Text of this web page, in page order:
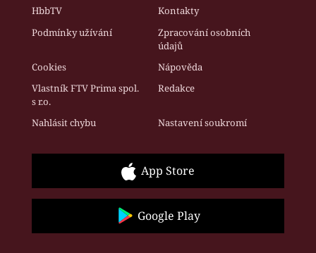
HbbTV
Kontakty
Podmínky užívání
Zpracování osobních
údajů
Cookies
Nápověda
Vlastník FTV Prima spol.
s r.o.
Redakce
Nahlásit chybu Nastavení soukromí
App Store
Google Play